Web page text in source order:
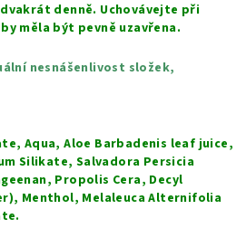
denně. Uchovávejte při
měla být pevně uzavřena.
nesnášenlivost složek,
Aqua, Aloe Barbadenis leaf juice,
Silikate, Salvadora Persicia
Propolis Cera, Decyl
Menthol, Melaleuca Alternifolia